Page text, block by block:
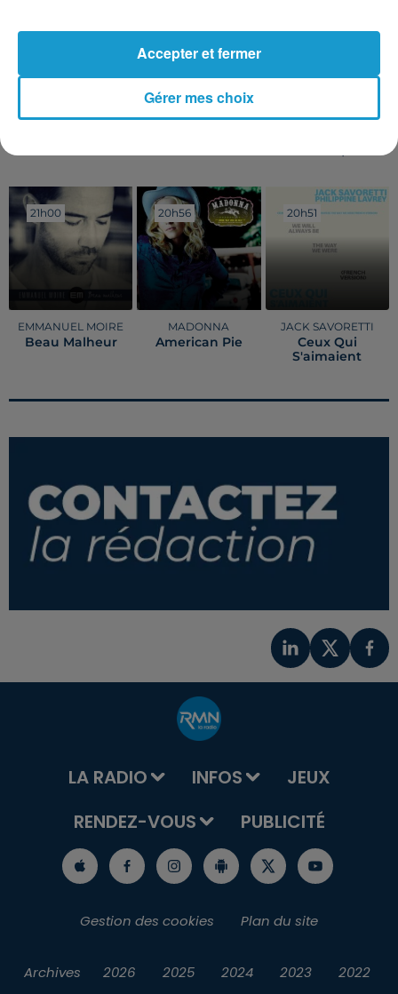
Publié : 11 juin 2026 à 8h59
TITRES DIFFUSÉS
21h00
21h00
EMMANUEL MOIRE
Beau Malheur
20h56
20h56
MADONNA
American Pie
20h51
20h51
JACK SAVORETTI
Ceux Qui
S'aimaient
LA RADIO INFOS
JEUX
RENDEZ-VOUS
PUBLICITÉ
Gestion des cookies Plan du site
Archives 2026 2025 2024 2023 2022
Gérer mes choix
Accepter et fermer